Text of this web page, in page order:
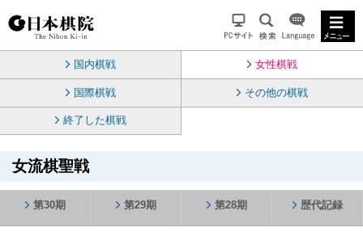
国内棋戦 女性棋戦
国際棋戦 その他の棋戦
終了した棋戦
女流棋聖戦
第30期 第29期 第28期 歴代記録